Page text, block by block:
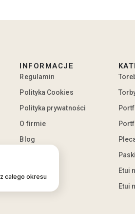
z całego okresu
INFORMACJE
Regulamin
Polityka Cookies
Polityka prywatności
O firmie
Blog
Etui
Etui